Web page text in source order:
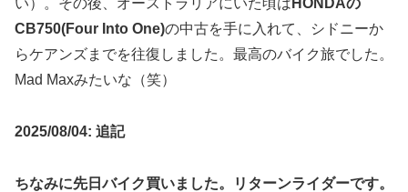
い）。その後、オーストラリアにいた頃は HONDAの
CB750(Four Into One)の中古を手に入れて、シドニーか
らケアンズまでを往復しました。最高のバイク旅でした。
Mad Maxみたいな（笑）
2025/08/04: 追記
ちなみに先日バイク買いました。リターンライダーです。